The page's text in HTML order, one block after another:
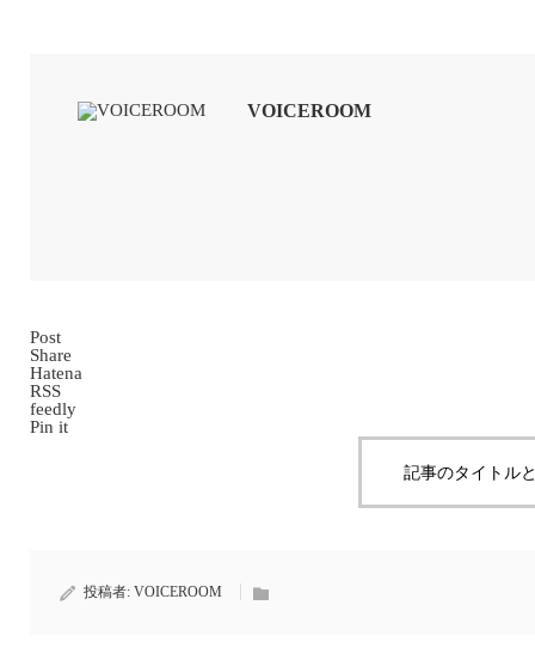
VOICEROOM
Post
Share
Hatena
RSS
feedly
Pin it
記事のタイトル
投稿者: VOICEROOM